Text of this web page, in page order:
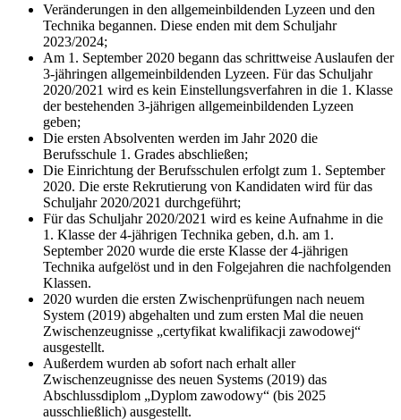
Veränderungen in den allgemeinbildenden Lyzeen und den
Technika begannen. Diese enden mit dem Schuljahr
2023/2024;
Am 1. September 2020 begann das schrittweise Auslaufen der
3-jähringen allgemeinbildenden Lyzeen. Für das Schuljahr
2020/2021 wird es kein Einstellungsverfahren in die 1. Klasse
der bestehenden 3-jährigen allgemeinbildenden Lyzeen
geben;
Die ersten Absolventen werden im Jahr 2020 die
Berufsschule 1. Grades abschließen;
Die Einrichtung der Berufsschulen erfolgt zum 1. September
2020. Die erste Rekrutierung von Kandidaten wird für das
Schuljahr 2020/2021 durchgeführt;
Für das Schuljahr 2020/2021 wird es keine Aufnahme in die
1. Klasse der 4-jährigen Technika geben, d.h. am 1.
September 2020 wurde die erste Klasse der 4-jährigen
Technika aufgelöst und in den Folgejahren die nachfolgenden
Klassen.
2020 wurden die ersten Zwischenprüfungen nach neuem
System (2019) abgehalten und zum ersten Mal die neuen
Zwischenzeugnisse „certyfikat kwalifikacji zawodowej“
ausgestellt.
Außerdem wurden ab sofort nach erhalt aller
Zwischenzeugnisse des neuen Systems (2019) das
Abschlussdiplom „Dyplom zawodowy“ (bis 2025
ausschließlich) ausgestellt.